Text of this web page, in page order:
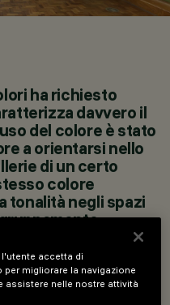
ha richiesto
davvero il
del colore è stato
a orientarsi nello
di un certo
colore
tonalità negli spazi
di
dove vengono
serie di gallerie
l'utente accetta di
migliorare la navigazione
assistere nelle nostre attività